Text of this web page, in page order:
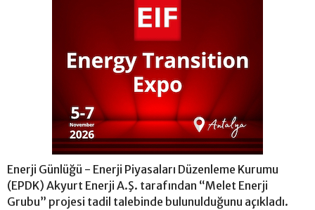
Enerji Günlüğü - Enerji Piyasaları Düzenleme Kurumu
(EPDK) Akyurt Enerji A.Ş. tarafından “Melet Enerji
Grubu” projesi tadil talebinde bulunulduğunu açıkladı.